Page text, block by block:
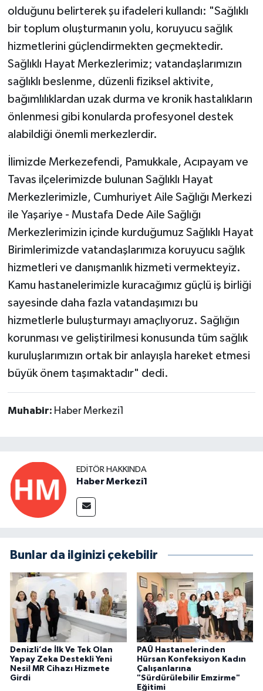
olduğunu belirterek şu ifadeleri kullandı: "Sağlıklı
bir toplum oluşturmanın yolu, koruyucu sağlık
hizmetlerini güçlendirmekten geçmektedir.
Sağlıklı Hayat Merkezlerimiz; vatandaşlarımızın
sağlıklı beslenme, düzenli fiziksel aktivite,
bağımlılıklardan uzak durma ve kronik hastalıkların
önlenmesi gibi konularda profesyonel destek
alabildiği önemli merkezlerdir.
İlimizde Merkezefendi, Pamukkale, Acıpayam ve
Tavas ilçelerimizde bulunan Sağlıklı Hayat
Merkezlerimizle, Cumhuriyet Aile Sağlığı Merkezi
ile Yaşariye - Mustafa Dede Aile Sağlığı
Merkezlerimizin içinde kurduğumuz Sağlıklı Hayat
Birimlerimizde vatandaşlarımıza koruyucu sağlık
hizmetleri ve danışmanlık hizmeti vermekteyiz.
Kamu hastanelerimizle kuracağımız güçlü iş birliği
sayesinde daha fazla vatandaşımızı bu
hizmetlerle buluşturmayı amaçlıyoruz. Sağlığın
korunması ve geliştirilmesi konusunda tüm sağlık
kuruluşlarımızın ortak bir anlayışla hareket etmesi
büyük önem taşımaktadır" dedi.
Muhabir: Haber Merkezi1
EDITÖR HAKKINDA
Haber Merkezi1
Bunlar da ilginizi çekebilir
Denizli’de İlk Ve Tek Olan
Yapay Zeka Destekli Yeni
Nesil MR Cihazı Hizmete
Girdi
PAÜ Hastanelerinden
Hürsan Konfeksiyon Kadın
Çalışanlarına
"Sürdürülebilir Emzirme"
Eğitimi